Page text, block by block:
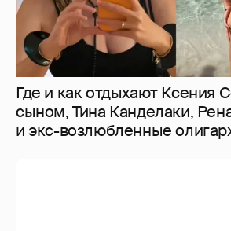
Где и как отдыхают Ксения
сыном, Тина Канделаки,
и экс-возлюбленные